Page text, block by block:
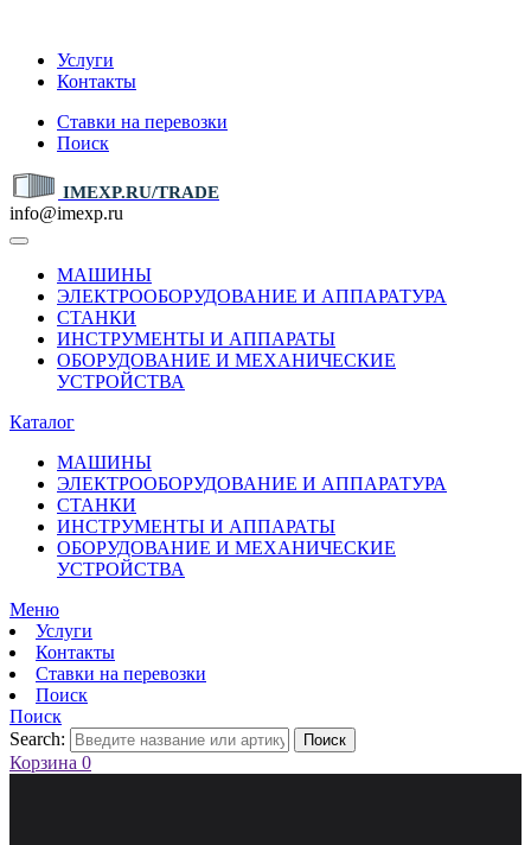
Услуги
Контакты
Ставки на перевозки
Поиск
IMEXP.RU/TRADE
info@imexp.ru
МАШИНЫ
ЭЛЕКТРООБОРУДОВАНИЕ И АППАРАТУРА
СТАНКИ
ИНСТРУМЕНТЫ И АППАРАТЫ
ОБОРУДОВАНИЕ И МЕХАНИЧЕСКИЕ
УСТРОЙСТВА
Каталог
МАШИНЫ
ЭЛЕКТРООБОРУДОВАНИЕ И АППАРАТУРА
СТАНКИ
ИНСТРУМЕНТЫ И АППАРАТЫ
ОБОРУДОВАНИЕ И МЕХАНИЧЕСКИЕ
УСТРОЙСТВА
Меню
Услуги
Контакты
Ставки на перевозки
Поиск
Поиск
Search:
Поиск
Корзина 0